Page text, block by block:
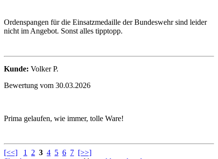
Ordenspangen für die Einsatzmedaille der Bundeswehr sind leider
nicht im Angebot. Sonst alles tipptopp.
Kunde: Volker P.
Bewertung vom 30.03.2026
Prima gelaufen, wie immer, tolle Ware!
[<<] 1 2 3 4 5 6 7 [>>]